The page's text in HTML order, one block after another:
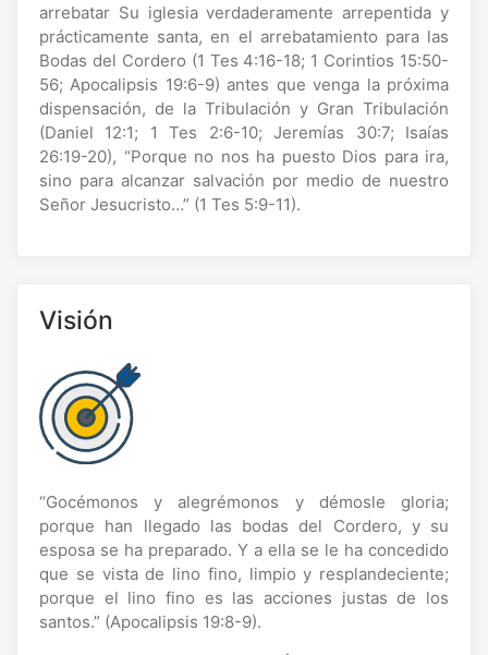
arrebatar Su iglesia verdaderamente arrepentida y
prácticamente santa, en el arrebatamiento para las
Bodas del Cordero (1 Tes 4:16-18; 1 Corintios 15:50-
56; Apocalipsis 19:6-9) antes que venga la próxima
dispensación, de la Tribulación y Gran Tribulación
(Daniel 12:1; 1 Tes 2:6-10; Jeremías 30:7; Isaías
26:19-20), “Porque no nos ha puesto Dios para ira,
sino para alcanzar salvación por medio de nuestro
Señor Jesucristo…” (1 Tes 5:9-11).
Visión
“Gocémonos y alegrémonos y démosle gloria;
porque han llegado las bodas del Cordero, y su
esposa se ha preparado. Y a ella se le ha concedido
que se vista de lino fino, limpio y resplandeciente;
porque el lino fino es las acciones justas de los
santos.” (Apocalipsis 19:8-9).